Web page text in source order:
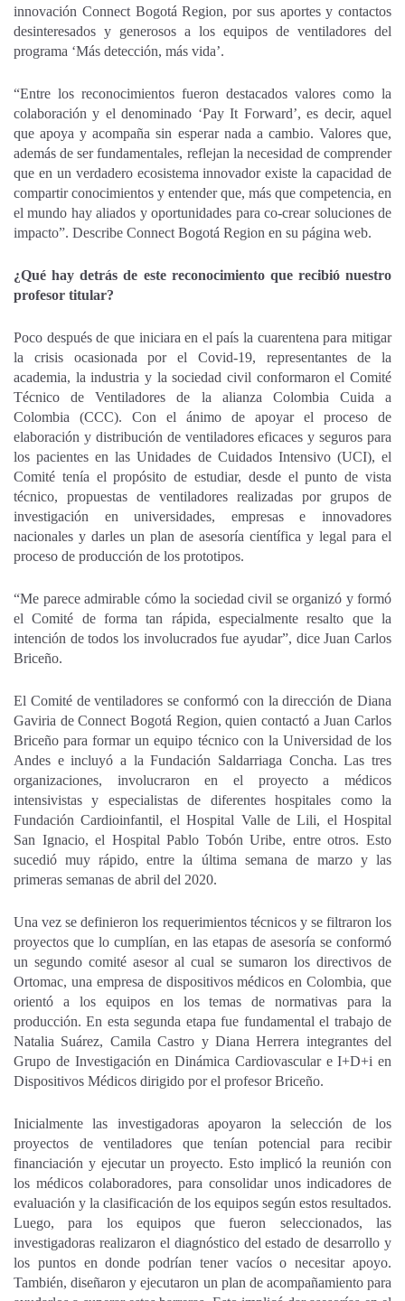
innovación Connect Bogotá Region, por sus aportes y contactos
desinteresados y generosos a los equipos de ventiladores del
programa ‘Más detección, más vida’.
“Entre los reconocimientos fueron destacados valores como la
colaboración y el denominado ‘Pay It Forward’, es decir, aquel
que apoya y acompaña sin esperar nada a cambio. Valores que,
además de ser fundamentales, reflejan la necesidad de comprender
que en un verdadero ecosistema innovador existe la capacidad de
compartir conocimientos y entender que, más que competencia, en
el mundo hay aliados y oportunidades para co-crear soluciones de
impacto”. Describe Connect Bogotá Region en su página web.
¿Qué hay detrás de este reconocimiento que recibió nuestro
profesor titular?
Poco después de que iniciara en el país la cuarentena para mitigar
la crisis ocasionada por el Covid-19, representantes de la
academia, la industria y la sociedad civil conformaron el Comité
Técnico de Ventiladores de la alianza Colombia Cuida a
Colombia (CCC). Con el ánimo de apoyar el proceso de
elaboración y distribución de ventiladores eficaces y seguros para
los pacientes en las Unidades de Cuidados Intensivo (UCI), el
Comité tenía el propósito de estudiar, desde el punto de vista
técnico, propuestas de ventiladores realizadas por grupos de
investigación en universidades, empresas e innovadores
nacionales y darles un plan de asesoría científica y legal para el
proceso de producción de los prototipos.
“Me parece admirable cómo la sociedad civil se organizó y formó
el Comité de forma tan rápida, especialmente resalto que la
intención de todos los involucrados fue ayudar”, dice Juan Carlos
Briceño.
El Comité de ventiladores se conformó con la dirección de Diana
Gaviria de Connect Bogotá Region, quien contactó a Juan Carlos
Briceño para formar un equipo técnico con la Universidad de los
Andes e incluyó a la Fundación Saldarriaga Concha. Las tres
organizaciones, involucraron en el proyecto a médicos
intensivistas y especialistas de diferentes hospitales como la
Fundación Cardioinfantil, el Hospital Valle de Lili, el Hospital
San Ignacio, el Hospital Pablo Tobón Uribe, entre otros. Esto
sucedió muy rápido, entre la última semana de marzo y las
primeras semanas de abril del 2020.
Una vez se definieron los requerimientos técnicos y se filtraron los
proyectos que lo cumplían, en las etapas de asesoría se conformó
un segundo comité asesor al cual se sumaron los directivos de
Ortomac, una empresa de dispositivos médicos en Colombia, que
orientó a los equipos en los temas de normativas para la
producción. En esta segunda etapa fue fundamental el trabajo de
Natalia Suárez, Camila Castro y Diana Herrera integrantes del
Grupo de Investigación en Dinámica Cardiovascular e I+D+i en
Dispositivos Médicos dirigido por el profesor Briceño.
Inicialmente las investigadoras apoyaron la selección de los
proyectos de ventiladores que tenían potencial para recibir
financiación y ejecutar un proyecto. Esto implicó la reunión con
los médicos colaboradores, para consolidar unos indicadores de
evaluación y la clasificación de los equipos según estos resultados.
Luego, para los equipos que fueron seleccionados, las
investigadoras realizaron el diagnóstico del estado de desarrollo y
los puntos en donde podrían tener vacíos o necesitar apoyo.
También, diseñaron y ejecutaron un plan de acompañamiento para